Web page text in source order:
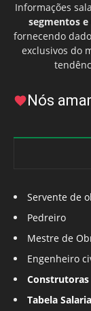
Informações
segmentos e
fornecendo
exclusivos do
Nós
Servente de
Pedreiro
Mestre de
Engenheiro
Construtoras
Tabela